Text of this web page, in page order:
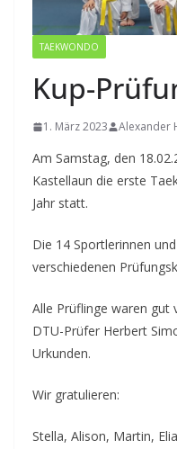
TAEKWONDO
Kup-
1. März 2023 Alexander
Am Samstag, den
Kastellaun die erste
Jahr statt.
Die 14 Sportlerinnen
verschiedenen
Alle Prüflinge waren
DTU-Prüfer Herbert
Urkunden.
Wir gratulieren:
Stella, Alison, Martin,